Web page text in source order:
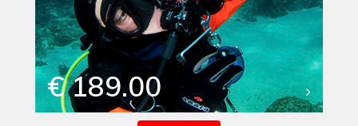
€ 189.00